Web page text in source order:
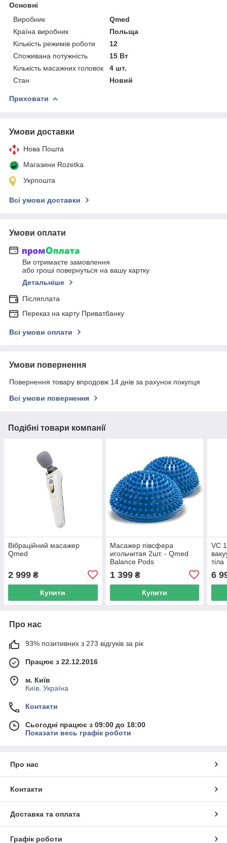
Основні
Виробник
Qmed
Країна виробник
Польща
Кількість режимів роботи
12
Споживана потужність
15 Вт
Кількість масажних головок
4 шт.
Стан
Новий
Приховати
Умови доставки
Нова Пошта
Магазини Rozetka
Укрпошта
Всі умови доставки
Умови оплати
Ви отримаєте замовлення
або гроші повернуться на вашу картку
Детальніше
Післяплата
Переказ на карту Приватбанку
Всі умови оплати
Умови повернення
Повернення товару впродовж 14 днів за рахунок покупця
Всі умови повернення
Подібні товари компанії
Вібраційний масажер
Qmed
2 999 ₴
Купити
Масажер півсфера
игольчитая 2шт. - Qmed
Balance Pods
1 399₴
Купити
VC
тіла
6
Про нас
93% позитивних з 273 відгуків за рік
Працює з 22.12.2016
м. Київ
Київ, Україна
Контакти
Сьогодні працює з 09:00 до 18:00
Показати весь графік роботи
Про нас
Контакти
Доставка та оплата
Графік роботи